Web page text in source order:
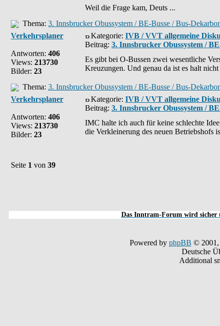
Weil die Frage kam, Deuts ...
Thema: 3. Innsbrucker Obussystem / BE-Busse / Bus-
Verkehrsplaner
Antworten: 406
Views: 213730
Bilder: 23
Kategorie: IVB / VVT allgemeine
Beitrag: 3. Innsbrucker Obussystem /
Es gibt bei O-Bussen zwei wesentliche
Kreuzungen. Und genau da ist es halt
Thema: 3. Innsbrucker Obussystem / BE-Busse / Bus-
Verkehrsplaner
Antworten: 406
Views: 213730
Bilder: 23
Kategorie: IVB / VVT allgemeine
Beitrag: 3. Innsbrucker Obussystem /
IMC halte ich auch für keine schlechte
die Verkleinerung des neuen Betriebshofs
Seite 1 von 39
Das Inntram-Forum wird sicher
Powered by phpBB © 2001,
Deutsche
Additional